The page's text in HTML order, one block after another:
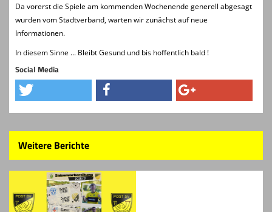
Da vorerst die Spiele am kommenden Wochenende generell abgesagt
wurden vom Stadtverband, warten wir zunächst auf neue
Informationen.
In diesem Sinne ... Bleibt Gesund und bis hoffentlich bald !
Social Media
Weitere Berichte